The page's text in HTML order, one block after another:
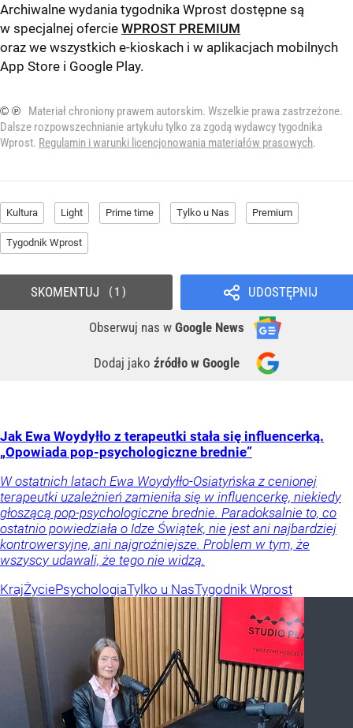
Archiwalne wydania tygodnika Wprost dostępne są
w specjalnej ofercie WPROST PREMIUM
oraz we wszystkich e-kioskach i w aplikacjach mobilnych
App Store i Google Play.
© ℗
Materiał chroniony prawem autorskim. Wszelkie prawa zastrzeżone.
Dalsze rozpowszechnianie artykułu tylko za zgodą wydawcy tygodnika
Wprost. Regulamin i warunki licencjonowania materiałów prasowych.
Kultura Light Prime time Tylko u Nas Premium
Tygodnik Wprost
UDOSTĘPNIJ
Obserwuj nas w Google News
Dodaj jako źródło w Google
SKOMENTUJ 1
Jak Ewa Woydyłło z terapeutki stała się influencerką.
„Opowiada pop-psychologiczne brednie”
W ostatnich latach Ewa Woydyłło-Osiatyńska z cenionej
terapeutki uzależnień zamieniła się w influencerkę, niekiedy
głoszącą pop-psychologiczne brednie. Paradoksalnie to, co
ostatnio powiedziała o Idze Świątek, nie jest ani najbardziej
kontrowersyjne, ani najgroźniejsze. Problem w tym, że
wszyscy udawali, że tego nie widzą.
KrajŻyciePsychologiaTylko u NasTygodnik Wprost